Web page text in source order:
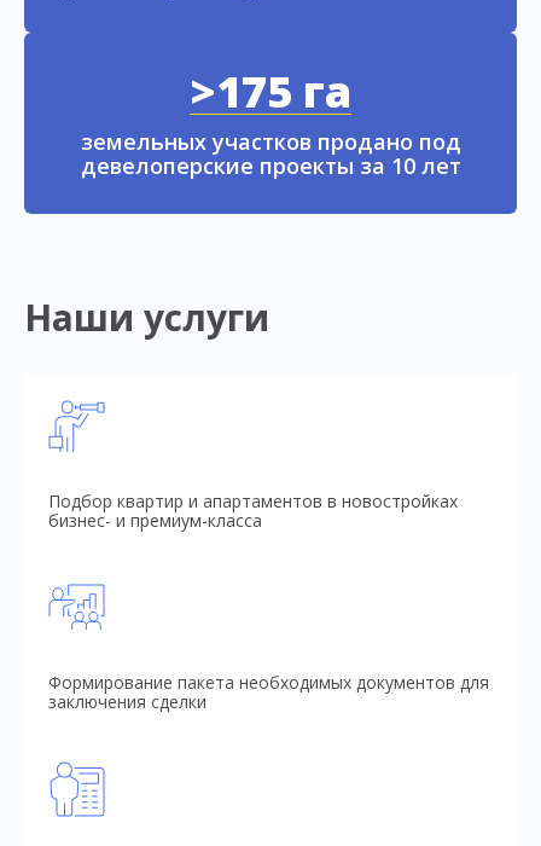
>175 га
земельных участков продано под
девелоперские проекты за 10 лет
Наши услуги
Подбор квартир и апартаментов в новостройках
бизнес- и премиум-класса
Формирование пакета необходимых документов для
заключения сделки